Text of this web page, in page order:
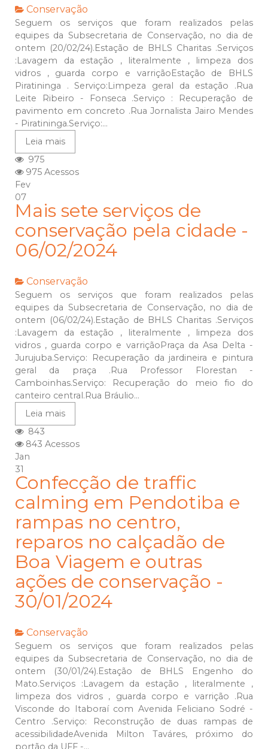
Conservação
Seguem os serviços que foram realizados pelas
equipes da Subsecretaria de Conservação, no dia de
ontem (20/02/24).Estação de BHLS Charitas .Serviços
:Lavagem da estação , literalmente , limpeza dos
vidros , guarda corpo e varriçãoEstação de BHLS
Piratininga . Serviço:Limpeza geral da estação .Rua
Leite Ribeiro - Fonseca .Serviço : Recuperação de
pavimento em concreto .Rua Jornalista Jairo Mendes
- Piratininga.Serviço:...
Leia mais
975
975 Acessos
Fev
07
Mais sete serviços de
conservação pela cidade -
06/02/2024
Conservação
Seguem os serviços que foram realizados pelas
equipes da Subsecretaria de Conservação, no dia de
ontem (06/02/24).Estação de BHLS Charitas .Serviços
:Lavagem da estação , literalmente , limpeza dos
vidros , guarda corpo e varriçãoPraça da Asa Delta -
Jurujuba.Serviço: Recuperação da jardineira e pintura
geral da praça .Rua Professor Florestan -
Camboinhas.Serviço: Recuperação do meio fio do
canteiro central.Rua Bráulio...
Leia mais
843
843 Acessos
Jan
31
Confecção de traffic
calming em Pendotiba e
rampas no centro,
reparos no calçadão de
Boa Viagem e outras
ações de conservação -
30/01/2024
Conservação
Seguem os serviços que foram realizados pelas
equipes da Subsecretaria de Conservação, no dia de
ontem (30/01/24).Estação de BHLS Engenho do
Mato.Serviços :Lavagem da estação , literalmente ,
limpeza dos vidros , guarda corpo e varrição .Rua
Visconde do Itaboraí com Avenida Feliciano Sodré -
Centro .Serviço: Reconstrução de duas rampas de
acessibilidadeAvenida Milton Taváres, próximo do
portão da UFF -...